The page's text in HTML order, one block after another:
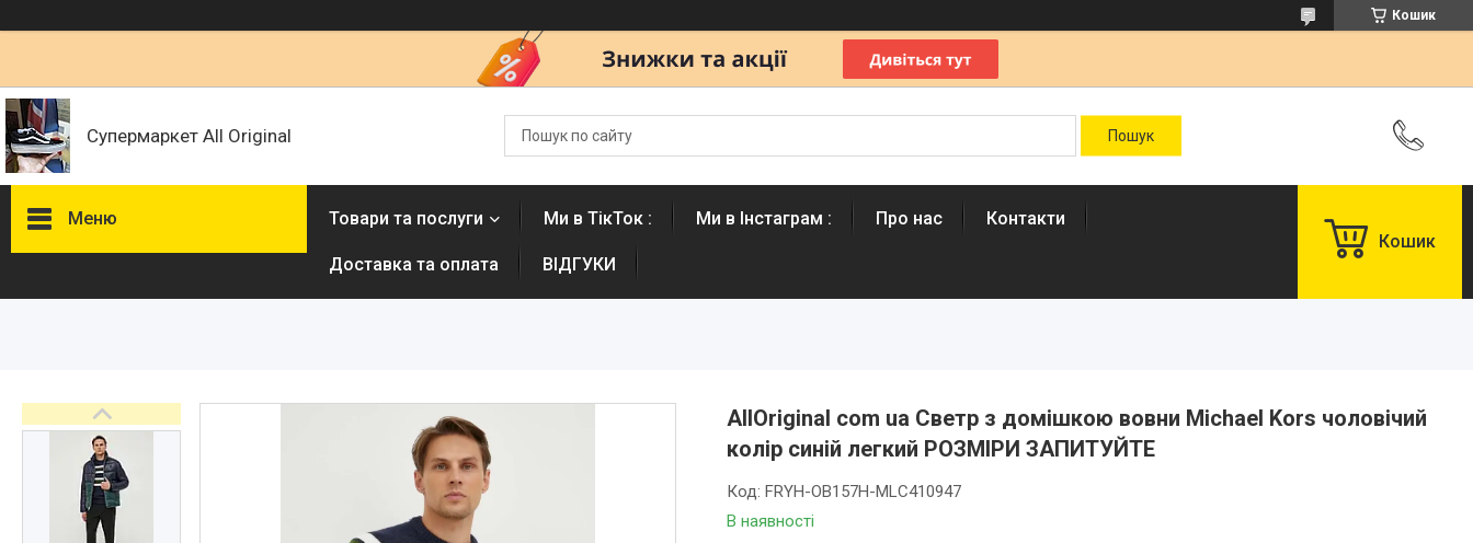
Кошик
Супермаркет All Original
Меню Товари та послуги Ми в ТікТок : Ми в Інстаграм : Про нас Контакти
Доставка та оплата ВІДГУКИ
Кошик
AllOriginal com ua Светр з домішкою вовни Michael Kors чоловічий
колір синій легкий РОЗМІРИ ЗАПИТУЙТЕ
В наявності
Код: FRYH-OB157H-MLC410947